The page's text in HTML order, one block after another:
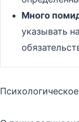
Много
указывать